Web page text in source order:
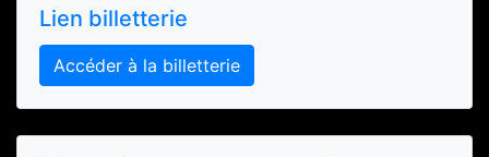
Lien billetterie
Accéder à la billetterie